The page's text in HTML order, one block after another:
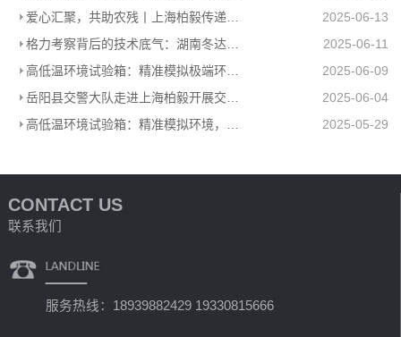
2025-06-13
格力考察背后的技术底气：湖南冬达高低温环境试验箱赋能工业检测
2025-06-11
高低温环境试验箱：精准模拟极端环境，助力产品品质升级
2025-06-09
2025-06-04
2025-05-29
CONTACT US
联系我们
服务热线：18939882429 19330815666